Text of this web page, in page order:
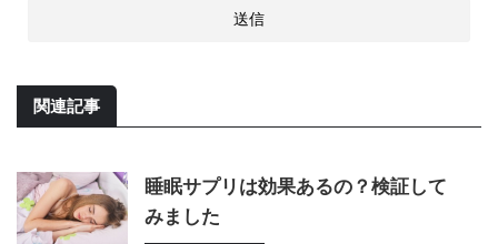
関連記事
睡眠サプリは効果あるの？検証して
みました